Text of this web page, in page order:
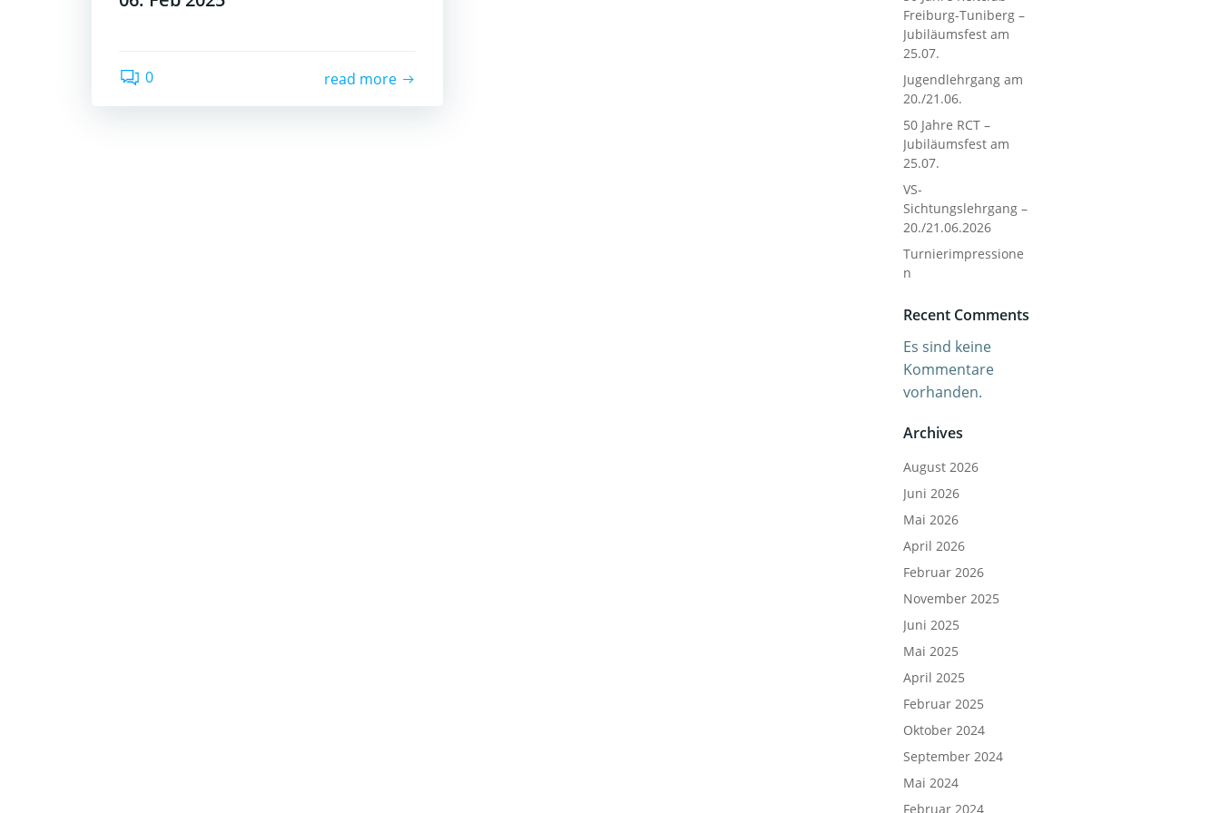
0 read more
Freiburg-Tuniberg –
Jubiläumsfest am
25.07.
Jugendlehrgang am
20./21.06.
50 Jahre RCT –
Jubiläumsfest am
25.07.
VS-
Sichtungslehrgang –
20./21.06.2026
Turnierimpressione
n
Recent Comments
Es sind keine
Kommentare
vorhanden.
Archives
August 2026
Juni 2026
Mai 2026
April 2026
Februar 2026
November 2025
Juni 2025
Mai 2025
April 2025
Februar 2025
Oktober 2024
September 2024
Mai 2024
Februar 2024